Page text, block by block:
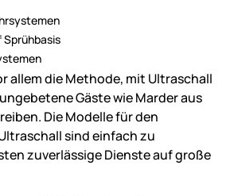
allem die Methode, mit Ultraschall
Gäste wie Marder aus
Die Modelle für den
sind einfach zu
zuverlässige Dienste auf große